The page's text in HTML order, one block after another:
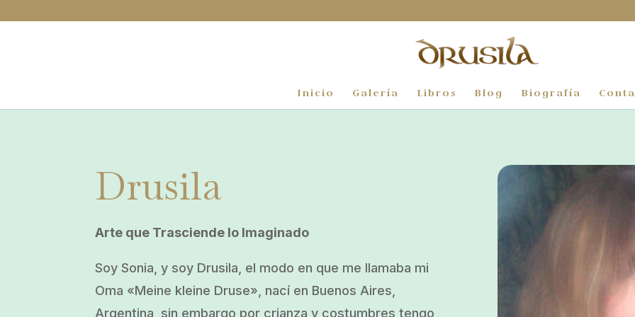
Inicio Galería Libros Blog Biografía
Drusila
Arte que Trasciende lo Imaginado
Soy Sonia, y soy Drusila, el modo en que me llamaba mi
Oma «Meine kleine Druse», nací en Buenos Aires,
Argentina, sin embargo por crianza y costumbres tengo